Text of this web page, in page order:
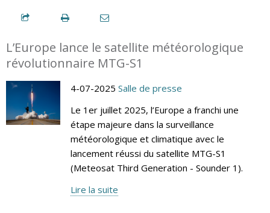
L’Europe lance le satellite météorologique
révolutionnaire MTG-S1
4-07-2025 Salle de presse
Le 1er juillet 2025, l’Europe a franchi une
étape majeure dans la surveillance
météorologique et climatique avec le
lancement réussi du satellite MTG-S1
(Meteosat Third Generation - Sounder 1).
Lire la suite